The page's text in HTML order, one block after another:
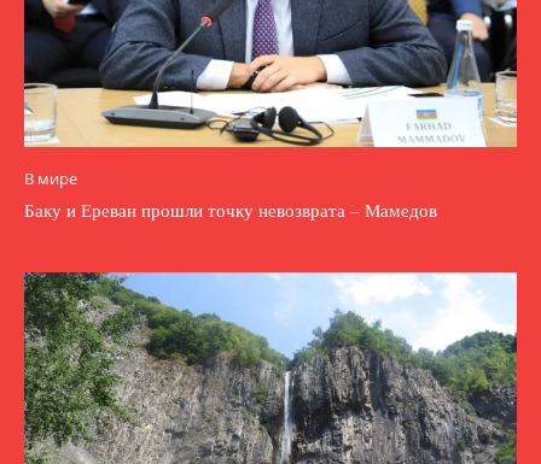
В мире
Баку и Ереван прошли точку невозврата – Мамедов